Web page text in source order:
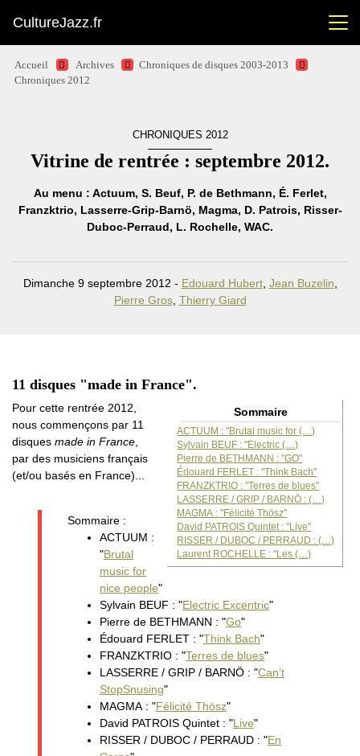
CultureJazz.fr
Accueil Archives
Chroniques de disques 2003-2013
Chroniques 2012
CHRONIQUES 2012
Vitrine de rentrée : septembre 2012.
Au menu : Actuum, S. Beuf, P. de Bethmann, É. Ferlet,
Franzktrio, Lasserre-Grip-Barnö, Magma, D. Patrois, Risser-
Duboc-Perraud, L. Rochelle, WAC.
Dimanche 9 septembre 2012 - Edouard Hubert, Jean Buzelin
Pierre Gros, Thierry Giard
11 disques "made in France".
Sommaire
ACTUUM : "Brutal music for (…)
Sylvain BEUF : "Electric (…)
Pierre de BETHMANN : "GO"
Édouard FERLET : "Think Bach"
FRANZKTRIO : "Terres de blues"
LASSERRE / GRIP / BARNÖ : (…)
MAGMA : "Félicité Thösz"
David PATROIS Quintet : "Live"
RISSER / DUBOC / PERRAUD : (…)
Laurent ROCHELLE : "Les (…)
Pour cette rentrée 2012,
nous commençons par 11
disques made in France
par des musiciens français
(et/ou basés en France)...
Sommaire :
ACTUUM :
"Brutal
music for
nice people"
Sylvain BEUF : "Electric Excentric"
Pierre de BETHMANN : "Go"
Édouard FERLET : "Think Bach"
FRANZKTRIO : "Terres de blues"
LASSERRE / GRIP / BARNÖ : "Can’t
StopSnusing"
MAGMA : "Félicité Thösz"
David PATROIS Quintet : "Live"
RISSER / DUBOC / PERRAUD : "En